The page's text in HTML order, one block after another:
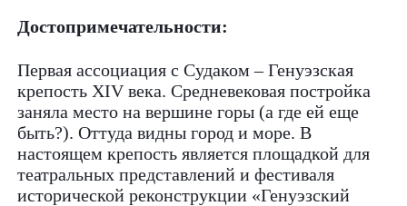
Достопримечательности:
Первая ассоциация с Судаком – Генуэзская
крепость XIV века. Средневековая постройка
заняла место на вершине горы (а где ей еще
быть?). Оттуда видны город и море. В
настоящем крепость является площадкой для
театральных представлений и фестиваля
исторической реконструкции «Генуэзский